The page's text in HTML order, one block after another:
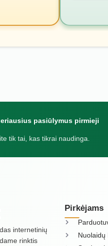
pasiūlymus pirmieji
tik tai, kas tikrai naudinga.
internetinių
rinktis
Pirkėjams
Nuolaidų